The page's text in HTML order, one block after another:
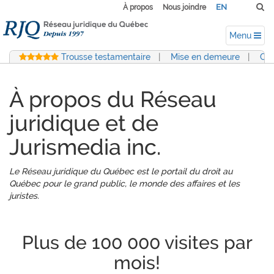
À propos Nous joindre EN
Menu
Trousse testamentaire Mise en demeure
À propos du Réseau
juridique et de
Jurismedia inc.
Le Réseau juridique du Québec est le portail du droit au
Québec pour le grand public, le monde des affaires et les
juristes.
Plus de 100 000 visites par
mois!